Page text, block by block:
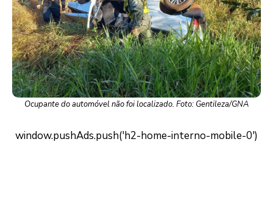
Ocupante do automóvel não foi localizado. Foto: Gentileza/GNA